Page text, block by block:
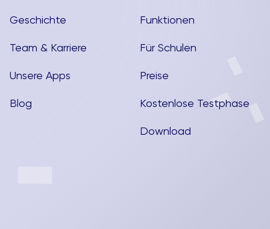
Geschichte
Team & Karriere
Unsere Apps
Blog
Funktionen
Für Schulen
Preise
Kostenlose Testphase
Download